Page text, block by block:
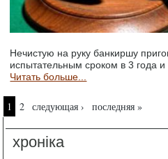
Нечистую на руку банкиршу
испытательным сроком в 3 года
Читать больше...
Страницы
1 2 следующая › последняя »
хроніка